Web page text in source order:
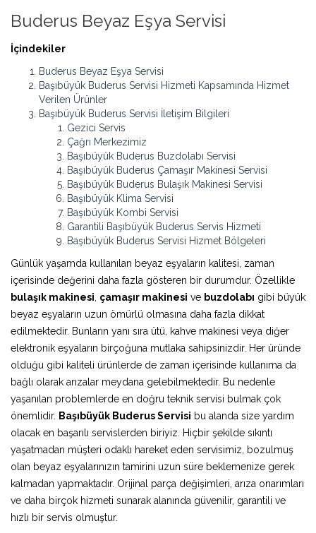
Buderus Beyaz Eşya Servisi
İçindekiler
Buderus Beyaz Eşya Servisi
Başıbüyük Buderus Servisi Hizmeti Kapsamında Hizmet
Verilen Ürünler
Başıbüyük Buderus Servisi İletişim Bilgileri
Gezici Servis
Çağrı Merkezimiz
Başıbüyük Buderus Buzdolabı Servisi
Başıbüyük Buderus Çamaşır Makinesi Servisi
Başıbüyük Buderus Bulaşık Makinesi Servisi
Başıbüyük Klima Servisi
Başıbüyük Kombi Servisi
Garantili Başıbüyük Buderus Servis Hizmeti
Başıbüyük Buderus Servisi Hizmet Bölgeleri
Günlük yaşamda kullanılan beyaz eşyaların kalitesi, zaman
içerisinde değerini daha fazla gösteren bir durumdur. Özellikle
bulaşık makinesi çamaşır makinesi ve buzdolabı gibi büyük
beyaz eşyaların uzun ömürlü olmasına daha fazla dikkat
edilmektedir. Bunların yanı sıra ütü, kahve makinesi veya diğer
elektronik eşyaların birçoğuna mutlaka sahipsinizdir. Her üründe
olduğu gibi kaliteli ürünlerde de zaman içerisinde kullanıma da
bağlı olarak arızalar meydana gelebilmektedir. Bu nedenle
yaşanılan problemlerde en doğru teknik servisi bulmak çok
önemlidir. Başıbüyük Buderus Servisi bu alanda size yardım
olacak en başarılı servislerden biriyiz. Hiçbir şekilde sıkıntı
yaşatmadan müşteri odaklı hareket eden servisimiz, bozulmuş
olan beyaz eşyalarınızın tamirini uzun süre beklemenize gerek
kalmadan yapmaktadır. Orijinal parça değişimleri, arıza onarımları
ve daha birçok hizmeti sunarak alanında güvenilir, garantili ve
hızlı bir servis olmuştur.